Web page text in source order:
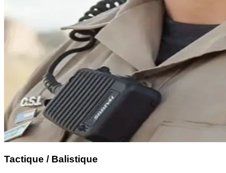
Tactique / Balistique